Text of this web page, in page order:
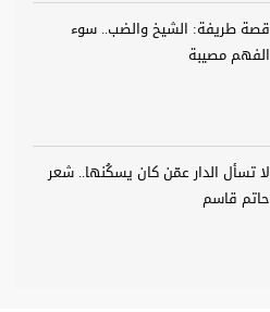
قصة طريفة: الشيخ والضب.. سوء
الفهم مصيبة
لا تسأل الدار عمّن كان يسكُنها.. شعر
حاتم قاسم